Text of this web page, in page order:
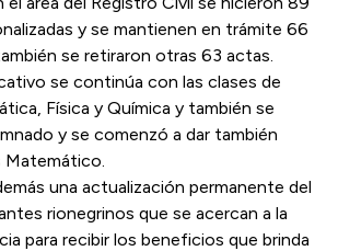
y se mantienen en trámite 66
se retiraron otras 63 actas.
se continúa con las clases de
Física y Química y también se
y se comenzó a dar también
Matemático.
una actualización permanente del
rionegrinos que se acercan a la
para recibir los beneficios que brinda